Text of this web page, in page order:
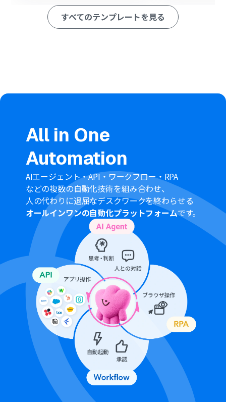
すべてのテンプレートを見る
All in One
Automation
AIエージェント・API・ワークフロー・RPA
などの複数の自動化技術を組み合わせ、
人の代わりに退屈なデスクワークを終わらせる
オールインワンの自動化プラットフォームです。